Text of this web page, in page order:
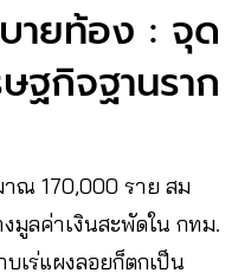
ายท้อง : จุด
ฐกิจฐานราก
ณ 170,000 ราย สม
งมูลค่าเงินสะพัดใน กทม.
เร่แผงลอยก็ตกเป็น